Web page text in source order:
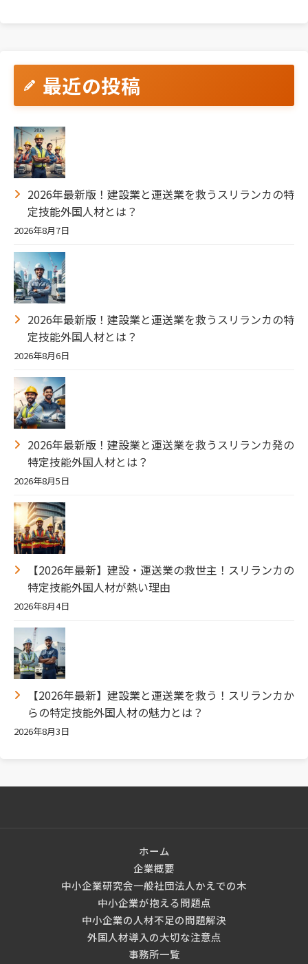
最近の投稿
2026年最新版！建設業と運送業を救うスリランカの特
定技能外国人材とは？
2026年8月7日
2026年最新版！建設業と運送業を救うスリランカの特
定技能外国人材とは？
2026年8月6日
2026年最新版！建設業と運送業を救うスリランカ発の
特定技能外国人材とは？
2026年8月5日
【2026年最新】建設・運送業の救世主！スリランカの
特定技能外国人材が熱い理由
2026年8月4日
【2026年最新】建設業と運送業を救う！スリランカか
らの特定技能外国人材の魅力とは？
2026年8月3日
ホーム
企業概要
中小企業研究会一般社団法人かえでの木
中小企業が抱える問題点
中小企業の人材不足の問題解決
外国人材導入の大切な注意点
事務所一覧